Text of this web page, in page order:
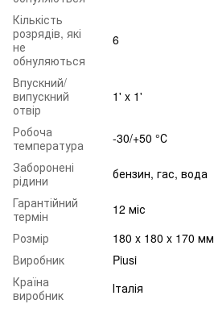
Кількість
розрядів, які
не
обнуляються
6
Впускний/
випускний
отвір
1' x 1'
Робоча
температура
-30/+50 °С
Заборонені
рідини
бензин, гас, вода
Гарантійний
термін
12 міс
Розмір
180 x 180 x 170 мм
Виробник
Piusi
Країна
виробник
Італія